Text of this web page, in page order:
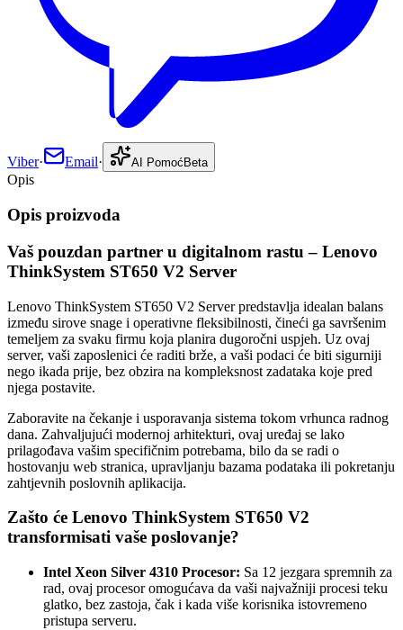
Viber· Email· AI Pomoć Beta
Opis
Opis proizvoda
Vaš pouzdan partner u digitalnom rastu – Lenovo
ThinkSystem ST650 V2 Server
Lenovo ThinkSystem ST650 V2 Server predstavlja idealan balans
između sirove snage i operativne fleksibilnosti, čineći ga savršenim
temeljem za svaku firmu koja planira dugoročni uspjeh. Uz ovaj
server, vaši zaposlenici će raditi brže, a vaši podaci će biti sigurniji
nego ikada prije, bez obzira na kompleksnost zadataka koje pred
njega postavite.
Zaboravite na čekanje i usporavanja sistema tokom vrhunca radnog
dana. Zahvaljujući modernoj arhitekturi, ovaj uređaj se lako
prilagođava vašim specifičnim potrebama, bilo da se radi o
hostovanju web stranica, upravljanju bazama podataka ili pokretanju
zahtjevnih poslovnih aplikacija.
Zašto će Lenovo ThinkSystem ST650 V2
transformisati vaše poslovanje?
Intel Xeon Silver 4310 Procesor: Sa 12 jezgara spremnih za
rad, ovaj procesor omogućava da vaši najvažniji procesi teku
glatko, bez zastoja, čak i kada više korisnika istovremeno
pristupa serveru.